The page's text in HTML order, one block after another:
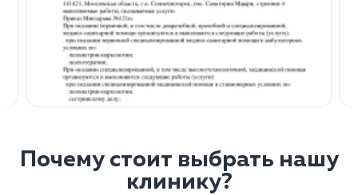
Почему стоит выбрать нашу
клинику?